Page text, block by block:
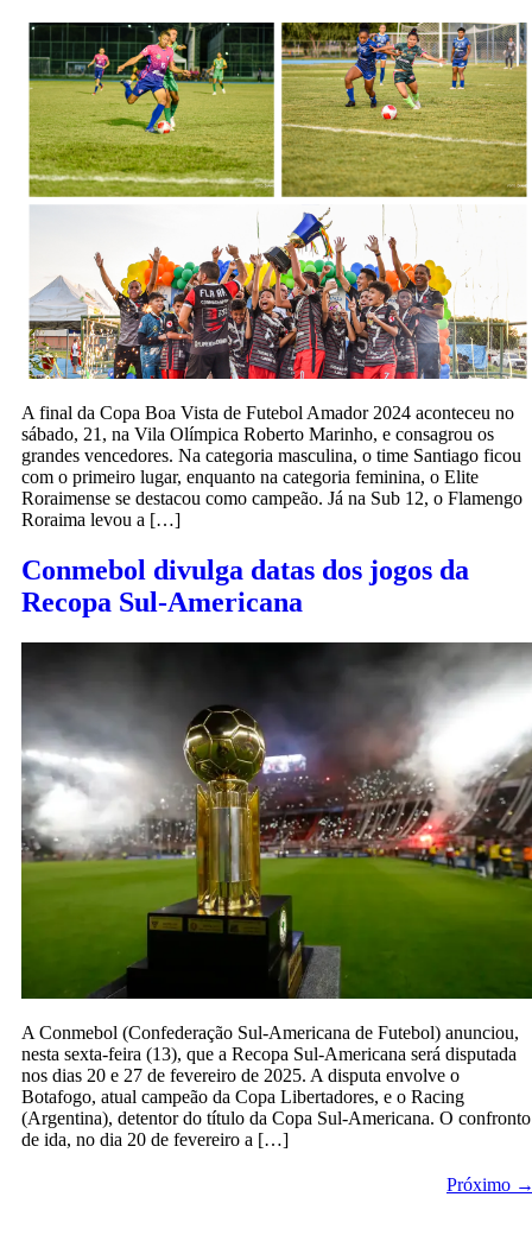
A final da Copa Boa Vista de Futebol Amador 2024 aconteceu no
sábado, 21, na Vila Olímpica Roberto Marinho, e consagrou os
grandes vencedores. Na categoria masculina, o time Santiago ficou
com o primeiro lugar, enquanto na categoria feminina, o Elite
Roraimense se destacou como campeão. Já na Sub 12, o Flamengo
Roraima levou a […]
Conmebol divulga datas dos jogos da
Recopa Sul-Americana
A Conmebol (Confederação Sul-Americana de Futebol) anunciou,
nesta sexta-feira (13), que a Recopa Sul-Americana será disputada
nos dias 20 e 27 de fevereiro de 2025. A disputa envolve o
Botafogo, atual campeão da Copa Libertadores, e o Racing
(Argentina), detentor do título da Copa Sul-Americana. O confronto
de ida, no dia 20 de fevereiro a […]
Próximo